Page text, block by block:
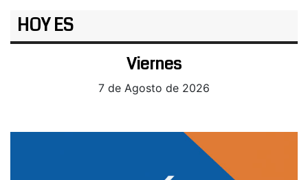
HOY ES
Viernes
7 de Agosto de 2026